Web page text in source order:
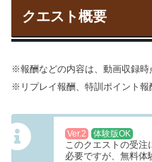
クエスト概要
※報酬などの内容は、動画収録時
※リプレイ報酬、特訓ポイント報
Ver.2
体験版OK
このクエストの受
必要ですが、無料体